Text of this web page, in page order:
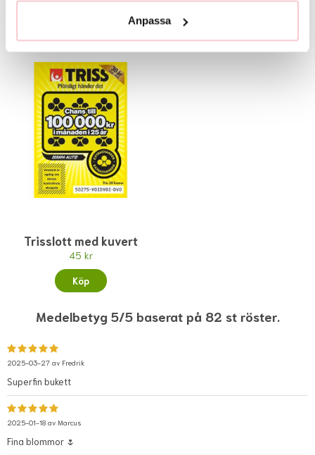
Anpassa
Trisslott med kuvert
45 kr
Köp
Medelbetyg 5/5 baserat på 82 st röster.
2025-03-27 av Fredrik
Superfin bukett
2025-01-18 av Marcus
Fina blommor 🌷